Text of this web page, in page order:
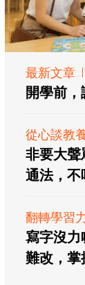
最新文章
開學前
從心談教
非要大
通法，
翻轉學習
寫字沒力
難改，